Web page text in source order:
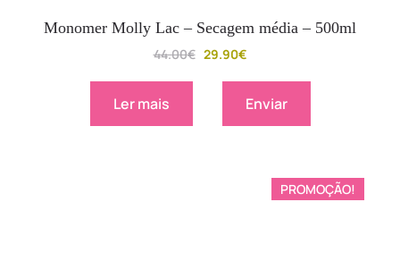
Monomer Molly Lac – Secagem média – 500ml
44.00€ 29.90€
Ler mais Enviar
PROMOÇÃO!